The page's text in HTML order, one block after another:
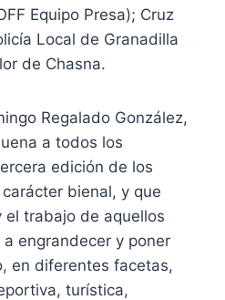
Equipo Presa); Cruz
Local de Granadilla
de Chasna.
Regalado González,
a todos los
edición de los
bienal, y que
el trabajo de aquellos
engrandecer y poner
en diferentes facetas,
turística,